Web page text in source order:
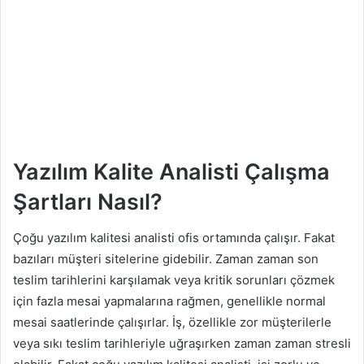
Yazılım Kalite Analisti Çalışma
Şartları Nasıl?
Çoğu yazılım kalitesi analisti ofis ortamında çalışır. Fakat
bazıları müşteri sitelerine gidebilir. Zaman zaman son
teslim tarihlerini karşılamak veya kritik sorunları çözmek
için fazla mesai yapmalarına rağmen, genellikle normal
mesai saatlerinde çalışırlar. İş, özellikle zor müşterilerle
veya sıkı teslim tarihleriyle uğraşırken zaman zaman stresli